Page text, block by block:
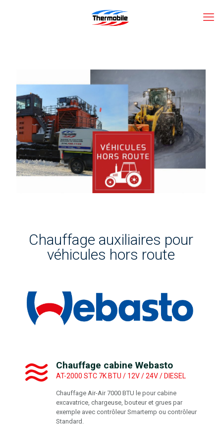
Chauffage auxiliaires pour
véhicules hors route
Chauffage cabine Webasto
AT-2000 STC 7K BTU / 12V / 24V / DIESEL
Chauffage Air-Air 7000 BTU le pour cabine
excavatrice, chargeuse, bouteur et grues par
exemple avec contrôleur Smartemp ou contrôleur
Standard.